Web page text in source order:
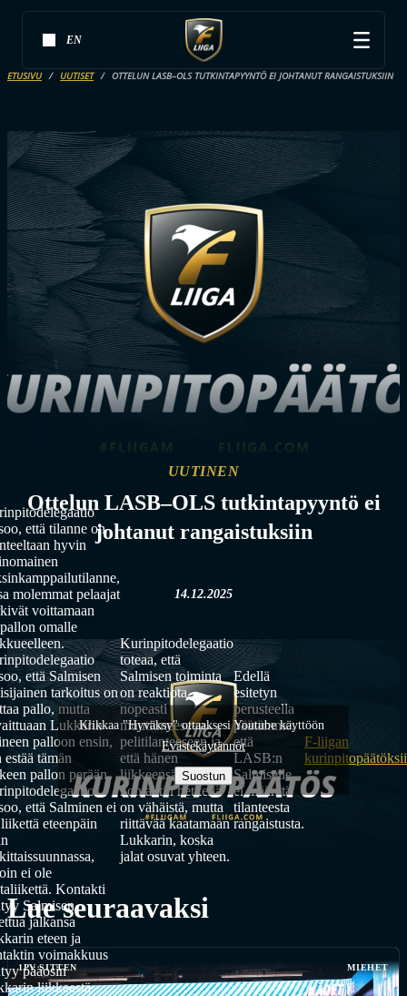
EN
ETUSIVU UUTISET OTTELUN LASB–OLS TUTKINTAPYYNTÖ EI JOHTANUT RANGAISTUKSIIN
UUTINEN
Ottelun LASB–OLS tutkintapyyntö ei
johtanut rangaistuksiin
14.12.2025
että tilanne on
hyvin
molemmat pelaajat
voittamaan
omalle
että Salmisen
tarkoitus on
pallo, mutta
Lukkarin
palloon ensin,
estää tämän
pallon perään.
että Salminen ei
eteenpäin
ei ole
Kontakti
Salmisen
jalkansa
eteen ja
voimakkuus
pääosin
liikkeestä.
Kurinpitodelegaatio
toteaa, että
Salmisen toiminta
on reaktiota
nopeasti
muuttuneeseen
pelitilanteeseen ja
että hänen
liikkeensä
kontaktin hetkellä
on vähäistä, mutta
riittävää kaatamaan
Lukkarin, koska
jalat osuvat yhteen.
Edellä
esitetyn
perusteella
päätämme,
että
LASB:n
Salmiselle
ei määrätä
tilanteesta
rangaistusta.
F-liigan
Klikkaa "Hyväksy" ottaaksesi Youtube käyttöön
Evästekäytännöt
Suostun
Lue seuraavaksi
1PV SITTEN MIEHET